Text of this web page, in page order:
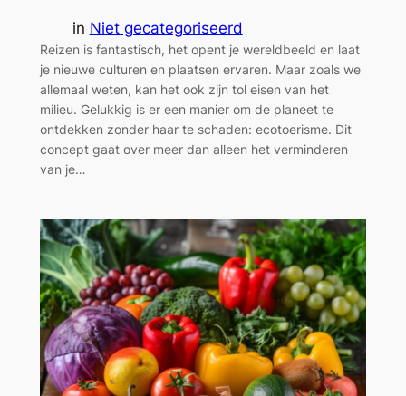
in Niet gecategoriseerd
Reizen is fantastisch, het opent je wereldbeeld en laat
je nieuwe culturen en plaatsen ervaren. Maar zoals we
allemaal weten, kan het ook zijn tol eisen van het
milieu. Gelukkig is er een manier om de planeet te
ontdekken zonder haar te schaden: ecotoerisme. Dit
concept gaat over meer dan alleen het verminderen
van je…